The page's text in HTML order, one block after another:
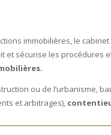
immobilières, le
sécurise les procédures
ou de l’urbanisme,
et arbitrages),